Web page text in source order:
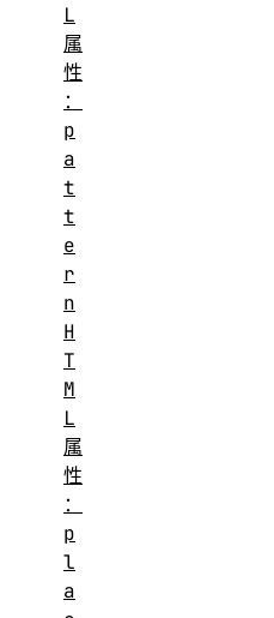
L
属
性
：
p
a
t
t
e
r
n
H
T
M
L
属
性
：
p
l
a